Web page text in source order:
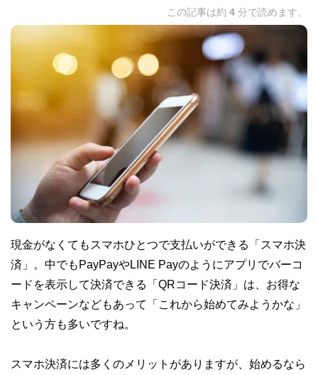
この記事は約 4 分で読めます。
現金がなくてもスマホひとつで支払いができる「スマホ決
済」。中でもPayPayやLINE Payのようにアプリでバーコ
ードを表示して決済できる「QRコード決済」は、お得な
キャンペーンなどもあって「これから始めてみようかな」
という方も多いですね。
スマホ決済には多くのメリットがありますが、始めるなら